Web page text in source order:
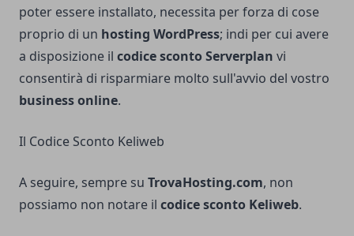
poter essere installato, necessita per forza di cose
proprio di un hosting WordPress; indi per cui avere
a disposizione il codice sconto Serverplan vi
consentirà di risparmiare molto sull'avvio del vostro
business online.
Il Codice Sconto Keliweb
A seguire, sempre su TrovaHosting.com, non
possiamo non notare il codice sconto Keliweb.